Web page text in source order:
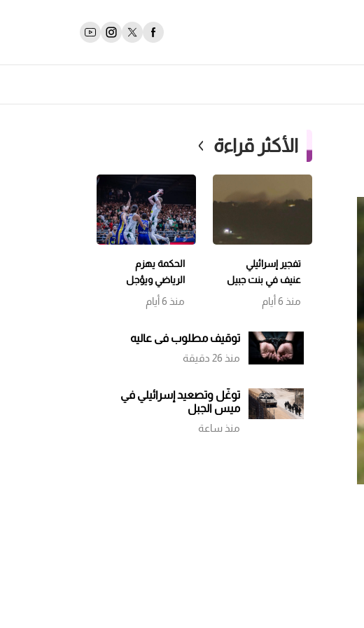
الأكثر قراءة
تفجير إسرائيلي
عنيف في بنت جبيل
وتمشيط باتجاه
منذ 6 أيام
الحكمة يهزم
الرياضي ويؤجل
حسم اللقب إلى
مباراة سابعة
منذ 6 أيام
توقيف مطلوب في عاليه
منذ 26 دقيقة
توغّل وتصعيد إسرائيلي في
ميس الجبل
منذ ساعة